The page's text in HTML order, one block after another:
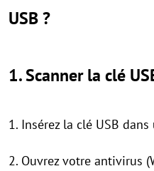
USB ?
1. Scanner la clé
1. Insérez la clé USB
2. Ouvrez votre antivirus